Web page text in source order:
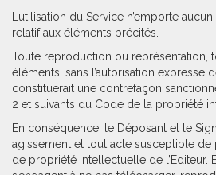
L’utilisation du Service n’emporte
relatif aux éléments précités.
Toute reproduction ou représentation,
éléments, sans l’autorisation expresse
constituerait une contrefaçon
2 et suivants du Code de la propriété
En conséquence, le Déposant et le
agissement et tout acte susceptible de
de propriété intellectuelle de l’Editeur.